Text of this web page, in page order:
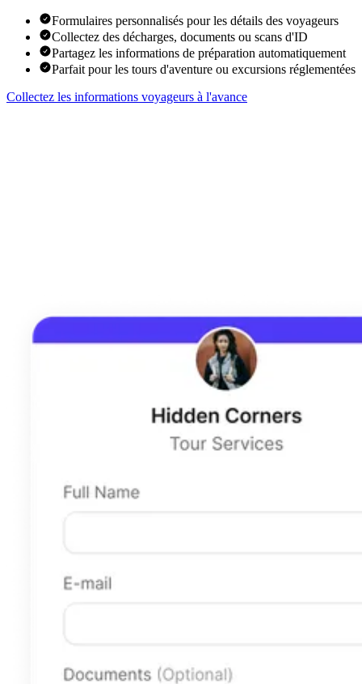
Formulaires personnalisés pour les détails des voyageurs
Collectez des décharges, documents ou scans d'ID
Partagez les informations de préparation automatiquement
Parfait pour les tours d'aventure ou excursions réglementées
Collectez les informations voyageurs à l'avance